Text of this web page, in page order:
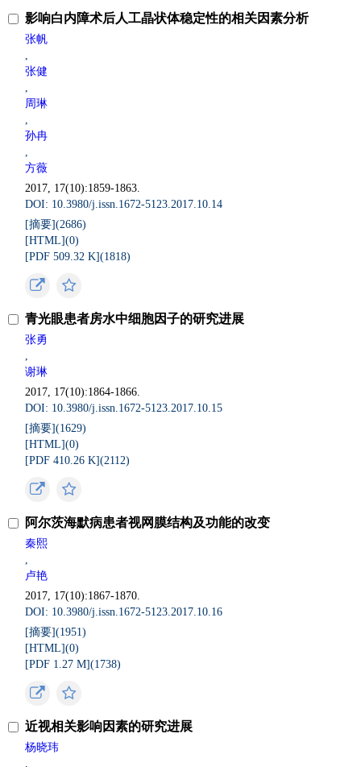
影响白内障术后人工晶状体稳定性的相关因素分析
张帆
,
张健
,
周琳
,
孙冉
,
方薇
2017, 17(10):1859-1863.
DOI: 10.3980/j.issn.1672-5123.2017.10.14
[摘要](2686)
[HTML](0)
[PDF 509.32 K](1818)
青光眼患者房水中细胞因子的研究进展
张勇
,
谢琳
2017, 17(10):1864-1866.
DOI: 10.3980/j.issn.1672-5123.2017.10.15
[摘要](1629)
[HTML](0)
[PDF 410.26 K](2112)
阿尔茨海默病患者视网膜结构及功能的改变
秦熙
,
卢艳
2017, 17(10):1867-1870.
DOI: 10.3980/j.issn.1672-5123.2017.10.16
[摘要](1951)
[HTML](0)
[PDF 1.27 M](1738)
近视相关影响因素的研究进展
杨晓玮
,